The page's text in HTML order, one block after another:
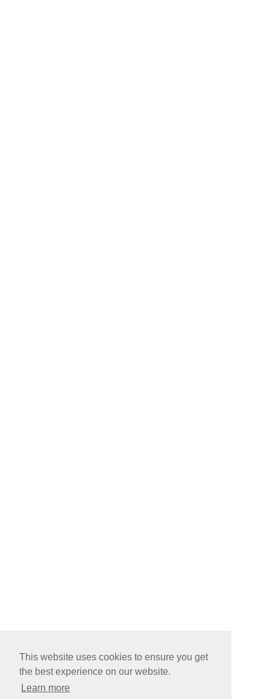
This website uses cookies to ensure you get
the best experience on our website.
Learn more